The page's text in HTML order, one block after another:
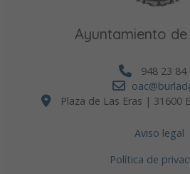
Ayuntamiento
948 23 84
Plaza de Las Eras | 31600
Aviso legal
Política de